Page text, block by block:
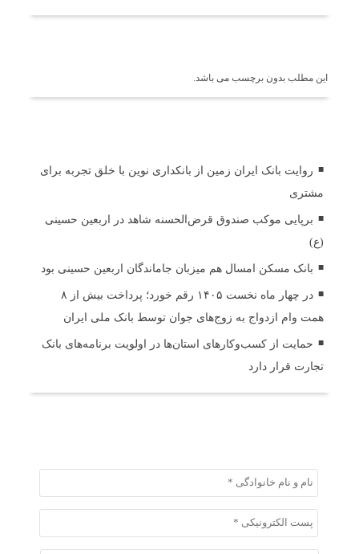
این مطلب بدون برچسب می باشد.
روایت بانک ایران زمین از بانکداری نوین با خلق تجربه برای
مشتری
برپایی موکب صندوق قرض‌الحسنه شاهد در اربعین حسینی
(ع)
بانک مسکن امسال هم میزبان جاماندگان اربعین حسینی بود
در چهار ماه نخست ۱۴۰۵ رقم خورد؛ پرداخت بیش از ۸
همت وام ازدواج به زوج‌های جوان توسط بانک ملی ایران
حمایت از کسب‌وکارهای استان‌ها در اولویت برنامه‌های بانک
تجارت قرار دارد